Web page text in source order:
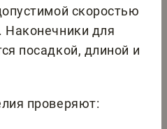
скоростью
Наконечники для
посадкой, длиной и
проверяют: